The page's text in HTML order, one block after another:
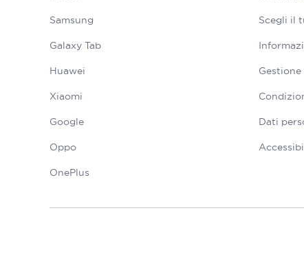
Samsung
Galaxy Tab
Huawei
Xiaomi
Google
Oppo
OnePlus
Scegli il
Dati